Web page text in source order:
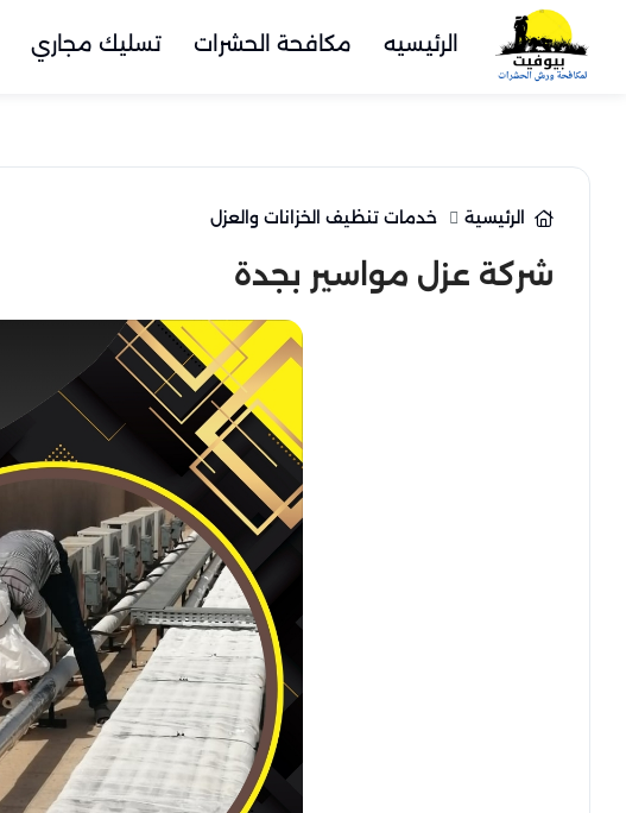
الرئيسيه مكافحة الحشرات تسليك مجاري
الرئيسية خدمات تنظيف الخزانات والعزل
شركة عزل مواسير بجدة